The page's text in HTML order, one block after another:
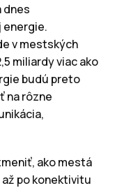
dnes
energie.
v mestských
miliardy viac ako
budú preto
na rôzne
ako mestá
po konektivitu